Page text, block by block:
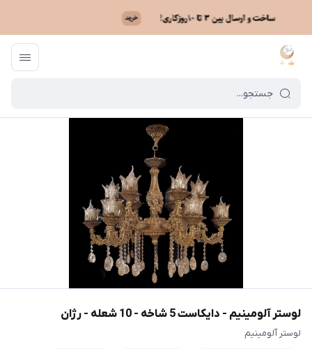
ماه نو / فهرست محصولات
لوستر آلومینیم - دایکاست 5 شاخه - 10 شعله - رژان
لوستر آلومینیم